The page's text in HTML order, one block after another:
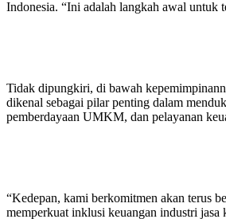
Indonesia. “Ini adalah langkah awal untuk
Tidak dipungkiri, di bawah
dikenal sebagai pilar penting dalam
pemberdayaan UMKM, dan pelayanan
“Kedepan, kami berkomitmen akan terus
memperkuat inklusi keuangan industri